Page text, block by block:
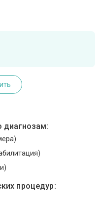
диагнозам:
процедур: